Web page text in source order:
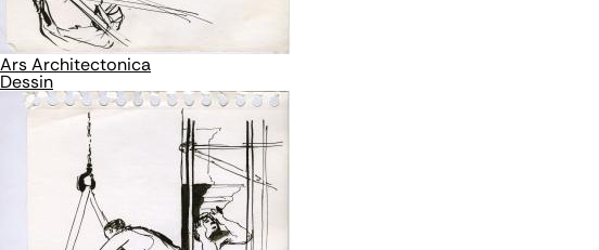
Ars Architectonica
Dessin